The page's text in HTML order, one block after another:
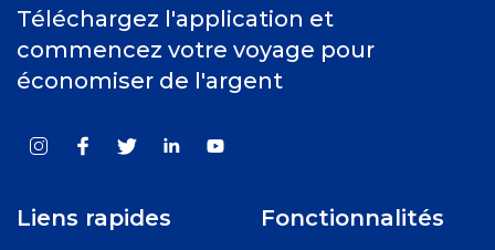
Téléchargez l'application et
commencez votre voyage pour
économiser de l'argent
Liens rapides Fonctionnalités